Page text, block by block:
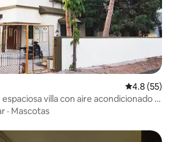
Calificación
4.8 (55)
espaciosa villa con aire acondicionado y
· Mascotas